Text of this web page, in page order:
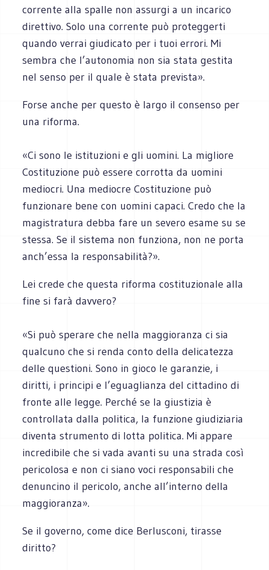
corrente alla spalle non assurgi a un incarico
direttivo. Solo una corrente può proteggerti
quando verrai giudicato per i tuoi errori. Mi
sembra che l’autonomia non sia stata gestita
nel senso per il quale è stata prevista».
Forse anche per questo è largo il consenso per
una riforma.
«Ci sono le istituzioni e gli uomini. La migliore
Costituzione può essere corrotta da uomini
mediocri. Una mediocre Costituzione può
funzionare bene con uomini capaci. Credo che la
magistratura debba fare un severo esame su se
stessa. Se il sistema non funziona, non ne porta
anch’essa la responsabilità?».
Lei crede che questa riforma costituzionale alla
fine si farà davvero?
«Si può sperare che nella maggioranza ci sia
qualcuno che si renda conto della delicatezza
delle questioni. Sono in gioco le garanzie, i
diritti, i principi e l’eguaglianza del cittadino di
fronte alle legge. Perché se la giustizia è
controllata dalla politica, la funzione giudiziaria
diventa strumento di lotta politica. Mi appare
incredibile che si vada avanti su una strada così
pericolosa e non ci siano voci responsabili che
denuncino il pericolo, anche all’interno della
maggioranza».
Se il governo, come dice Berlusconi, tirasse
diritto?